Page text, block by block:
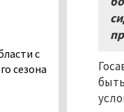
с
сезона